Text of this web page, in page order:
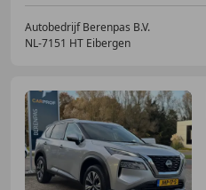
Autobedrijf Berenpas B.V.
NL-7151 HT Eibergen